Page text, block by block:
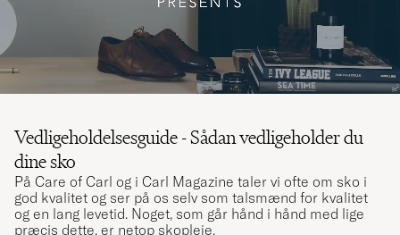
Vedligeholdelsesguide - Sådan vedligeholder du
dine sko
På Care of Carl og i Carl Magazine taler vi ofte om sko i
god kvalitet og ser på os selv som talsmænd for kvalitet
og en lang levetid. Noget, som går hånd i hånd med lige
præcis dette, er netop skopleje.